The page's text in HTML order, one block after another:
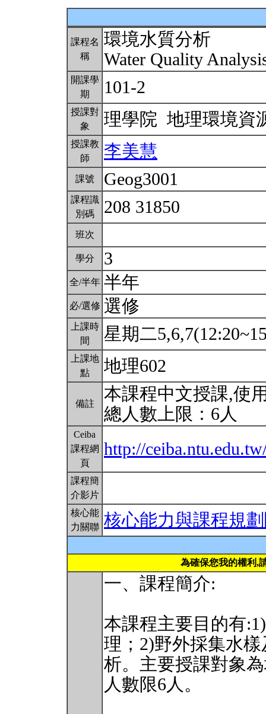
課程名
稱
環境水質分析
Water Quality
開課學
期
101-2
授課對
象
理學院 地理環境
授課教
師
李美慧
課號 Geog3001
課程識
別碼
208 31850
班次
學分 3
全/半年 半年
必/選修 選修
上課時
間
星期二
上課地
點
地理602
備註
本課程中文授課,使
總人數上限：6人
Ceiba
課程網
頁
http://
課程簡
介影片
核心能
力關聯 核心能力與課程規
為確保您我的權利,
一、課程簡介:
本課程主要目的有
理；2)野外採集水
析。主要授課對象
人數限6人。